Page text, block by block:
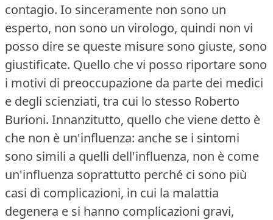
contagio. Io sinceramente non sono un
esperto, non sono un virologo, quindi non vi
posso dire se queste misure sono giuste, sono
giustificate. Quello che vi posso riportare sono
i motivi di preoccupazione da parte dei medici
e degli scienziati, tra cui lo stesso Roberto
Burioni. Innanzitutto, quello che viene detto è
che non è un'influenza: anche se i sintomi
sono simili a quelli dell'influenza, non è come
un'influenza soprattutto perché ci sono più
casi di complicazioni, in cui la malattia
degenera e si hanno complicazioni gravi,